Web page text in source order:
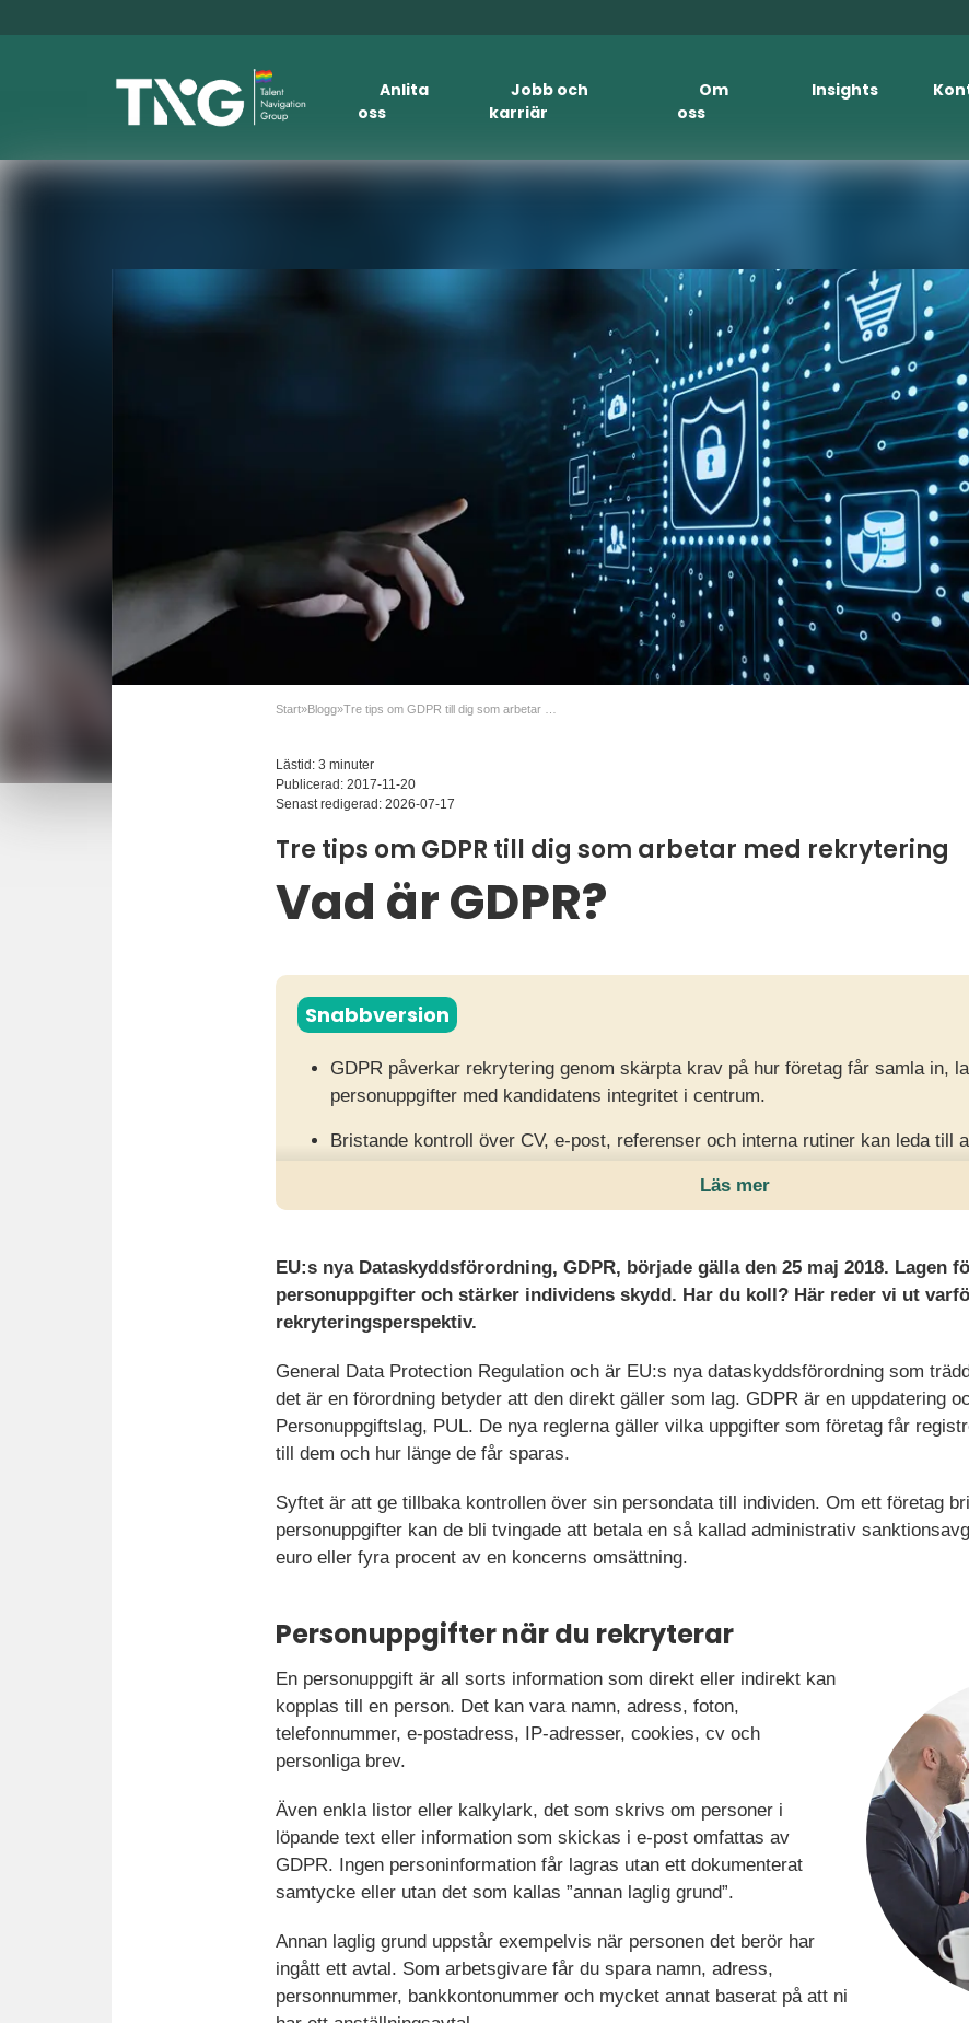
Anlita
oss
Jobb och
karriär
Om
oss
Insights
Start»Blogg»
Lästid: 3 minuter
Publicerad: 2017-11-20
Senast redigerad: 2026-07-17
Tre tips om GDPR till dig som arbetar med rekrytering
Vad är GDPR?
Snabbversion
GDPR påverkar rekrytering genom skärpta krav på hur företag får samla in,
personuppgifter med kandidatens integritet i centrum.
Bristande kontroll över CV, e-post, referenser och interna rutiner kan leda till
För att lyckas behöver organisationer göra riskanalyser, skapa tydliga
Läs mer
EU:s nya Dataskyddsförordning, GDPR, började gälla den 25 maj 2018. Lagen
personuppgifter och stärker individens skydd. Har du koll? Här reder vi ut
rekryteringsperspektiv.
General Data Protection Regulation och är EU:s nya dataskyddsförordning som
det är en förordning betyder att den direkt gäller som lag. GDPR är en uppdatering
Personuppgiftslag, PUL. De nya reglerna gäller vilka uppgifter som företag får
till dem och hur länge de får sparas.
Syftet är att ge tillbaka kontrollen över sin persondata till individen. Om ett företag
personuppgifter kan de bli tvingade att betala en så kallad administrativ
euro eller fyra procent av en koncerns omsättning.
Personuppgifter när du rekryterar
En personuppgift är all sorts information som direkt eller indirekt kan
kopplas till en person. Det kan vara namn, adress, foton,
telefonnummer, e-postadress, IP-adresser, cookies, cv och
personliga brev.
Även enkla listor eller kalkylark, det som skrivs om personer i
löpande text eller information som skickas i e-post omfattas av
GDPR. Ingen personinformation får lagras utan ett dokumenterat
samtycke eller utan det som kallas ”annan laglig grund”.
Annan laglig grund uppstår exempelvis när personen det berör har
ingått ett avtal. Som arbetsgivare får du spara namn, adress,
personnummer, bankkontonummer och mycket annat baserat på att ni